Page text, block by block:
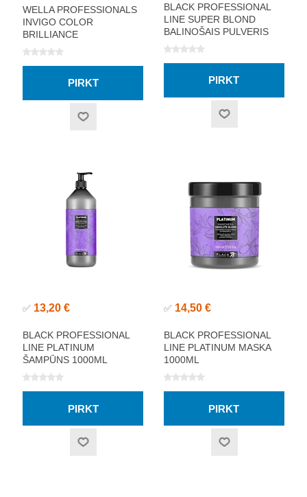
WELLA PROFESSIONALS
INVIGO COLOR
BRILLIANCE
FINE/MEDIUM MASKA
BLACK PROFESSIONAL
LINE SUPER BLOND
BALINOŠAIS PULVERIS
30G + 30G
✅ 13,20 €
BLACK PROFESSIONAL
LINE PLATINUM
ŠAMPŪNS 1000ML
✅ 14,50 €
BLACK PROFESSIONAL
LINE PLATINUM MASKA
1000ML